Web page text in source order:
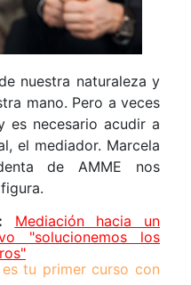
nuestra naturaleza y
mano. Pero a veces
es necesario acudir a
el mediador. Marcela
de AMME nos
Mediación hacia un
"solucionemos los
tu primer curso con